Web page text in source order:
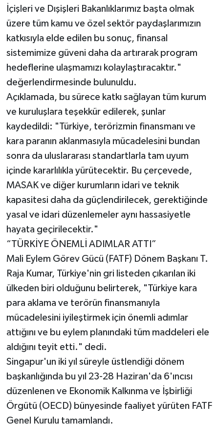
İçişleri ve Dışişleri Bakanlıklarımız başta olmak
üzere tüm kamu ve özel sektör paydaşlarımızın
katkısıyla elde edilen bu sonuç, finansal
sistemimize güveni daha da artırarak program
hedeflerine ulaşmamızı kolaylaştıracaktır."
değerlendirmesinde bulunuldu.
Açıklamada, bu sürece katkı sağlayan tüm kurum
ve kuruluşlara teşekkür edilerek, şunlar
kaydedildi: "Türkiye, terörizmin finansmanı ve
kara paranın aklanmasıyla mücadelesini bundan
sonra da uluslararası standartlarla tam uyum
içinde kararlılıkla yürütecektir. Bu çerçevede,
MASAK ve diğer kurumların idari ve teknik
kapasitesi daha da güçlendirilecek, gerektiğinde
yasal ve idari düzenlemeler aynı hassasiyetle
hayata geçirilecektir."
“TÜRKİYE ÖNEMLİ ADIMLAR ATTI”
Mali Eylem Görev Gücü (FATF) Dönem Başkanı T.
Raja Kumar, Türkiye'nin gri listeden çıkarılan iki
ülkeden biri olduğunu belirterek, "Türkiye kara
para aklama ve terörün finansmanıyla
mücadelesini iyileştirmek için önemli adımlar
attığını ve bu eylem planındaki tüm maddeleri ele
aldığını teyit etti." dedi.
Singapur'un iki yıl süreyle üstlendiği dönem
başkanlığında bu yıl 23-28 Haziran'da 6'ıncısı
düzenlenen ve Ekonomik Kalkınma ve İşbirliği
Örgütü (OECD) bünyesinde faaliyet yürüten FATF
Genel Kurulu tamamlandı.